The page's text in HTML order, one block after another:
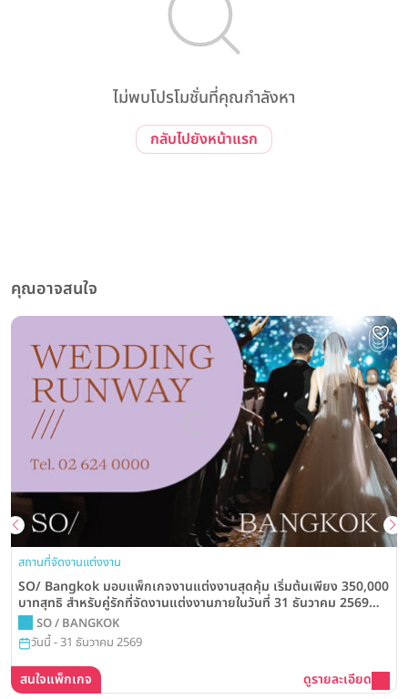
ไม่พบโปรโมชั่นที่คุณกำลังหา
กลับไปยังหน้าแรก
คุณอาจสนใจ
สถานที่จัดงานแต่งงาน
SO/ Bangkok มอบแพ็กเกจงานแต่งงานสุดคุ้ม เริ่มต้นเพียง 350,000
บาทสุทธิ สำหรับคู่รักที่จัดงานแต่งงานภายในวันที่ 31 ธันวาคม 2569
พร้อมสิทธิพิเศษมากมาย
SO / BANGKOK
วันนี้ - 31 ธันวาคม 2569
สนใจแพ็กเกจ ดูรายละเอียด